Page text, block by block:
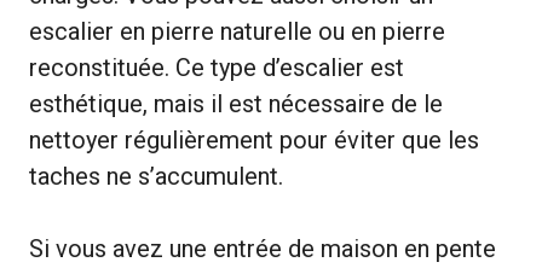
escalier en pierre naturelle ou en pierre
reconstituée. Ce type d’escalier est
esthétique, mais il est nécessaire de le
nettoyer régulièrement pour éviter que les
taches ne s’accumulent.
Si vous avez une entrée de maison en pente